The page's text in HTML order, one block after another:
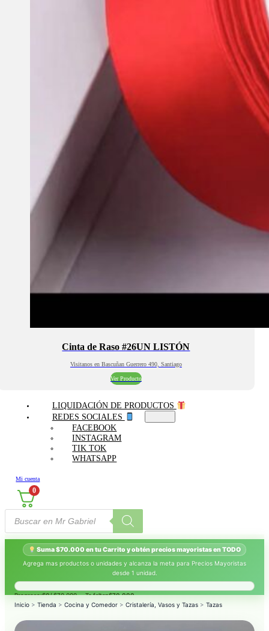
Cinta de Raso #26UN LISTÓN
Visitanos en Bascuñan Guerrero 490, Santiago
Ver Producto
LIQUIDACIÓN DE PRODUCTOS
REDES SOCIALES
FACEBOOK
INSTAGRAM
TIK TOK
WHATSAPP
Mi cuenta
0
Búsqueda
productos
Suma $70.000 en tu Carrito y obtén precios mayoristas en TODO
Agrega mas productos o unidades y alcanza la meta para Precios Mayoristas
desde 1 unidad.
Progreso:$0/ $70.000 — Te faltan$70.000.
Inicio > Tienda > Cocina y Comedor > Cristalería, Vasos y Tazas > Tazas